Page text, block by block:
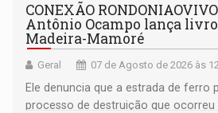
CONEXÃO
Antônio Ocampo lança livro
Madeira-Mamoré
Geral 07 de Agosto de 2026 às
Ele denuncia que a estrada de ferro
processo de destruição que